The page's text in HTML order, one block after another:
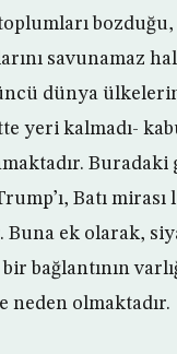
bozduğu,
savunamaz
dünya
yeri kalmadı-
Batı
ek olarak,
bağlantının
neden olmaktadır.